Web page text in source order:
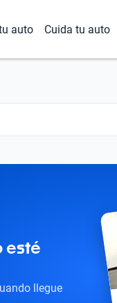
auto Cuida tu auto
esté
llegue